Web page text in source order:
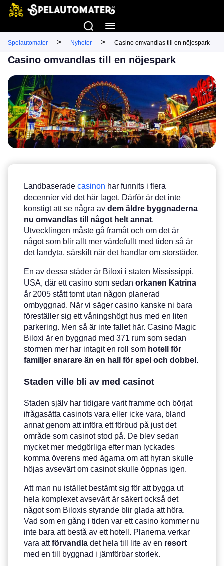
Spelautomater > Nyheter > Casino omvandlas till en nöjespark
Casino omvandlas till en nöjespark
Landbaserade casinon har funnits i flera
decennier vid det här laget. Därför är det inte
konstigt att se några av dem äldre byggnaderna
nu omvandlas till något helt annat.
Utvecklingen måste gå framåt och om det är
något som blir allt mer värdefullt med tiden så är
det landyta, särskilt när det handlar om storstäder.
En av dessa städer är Biloxi i staten Mississippi,
USA, där ett casino som sedan orkanen Katrina
år 2005 stått tomt utan någon planerad
ombyggnad. När vi säger casino kanske ni bara
föreställer sig ett våningshögt hus med en liten
parkering. Men så är inte fallet här. Casino Magic
Biloxi är en byggnad med 371 rum som sedan
stormen mer har intagit en roll som hotell för
familjer snarare än en hall för spel och dobbel .
Staden ville bli av med casinot
Staden själv har tidigare varit framme och börjat
ifrågasätta casinots vara eller icke vara, bland
annat genom att införa ett förbud på just det
område som casinot stod på. De blev sedan
mycket mer medgörliga efter man lyckades
komma överens med ägarna om att hyran skulle
höjas avsevärt om casinot skulle öppnas igen.
Att man nu istället bestämt sig för att bygga ut
hela komplexet avsevärt är säkert också det
något som Biloxis styrande blir glada att höra.
Vad som en gång i tiden var ett casino kommer nu
inte bara att bestå av ett hotell. Planerna verkar
vara attförvandla det hela till lite av en resort
med en till byggnad i jämförbar storlek.